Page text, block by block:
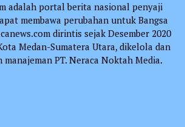
adalah portal berita nasional penyaji
membawa perubahan untuk Bangsa
dirintis sejak Desember 2020
Medan-Sumatera Utara, dikelola dan
PT. Neraca Noktah Media.